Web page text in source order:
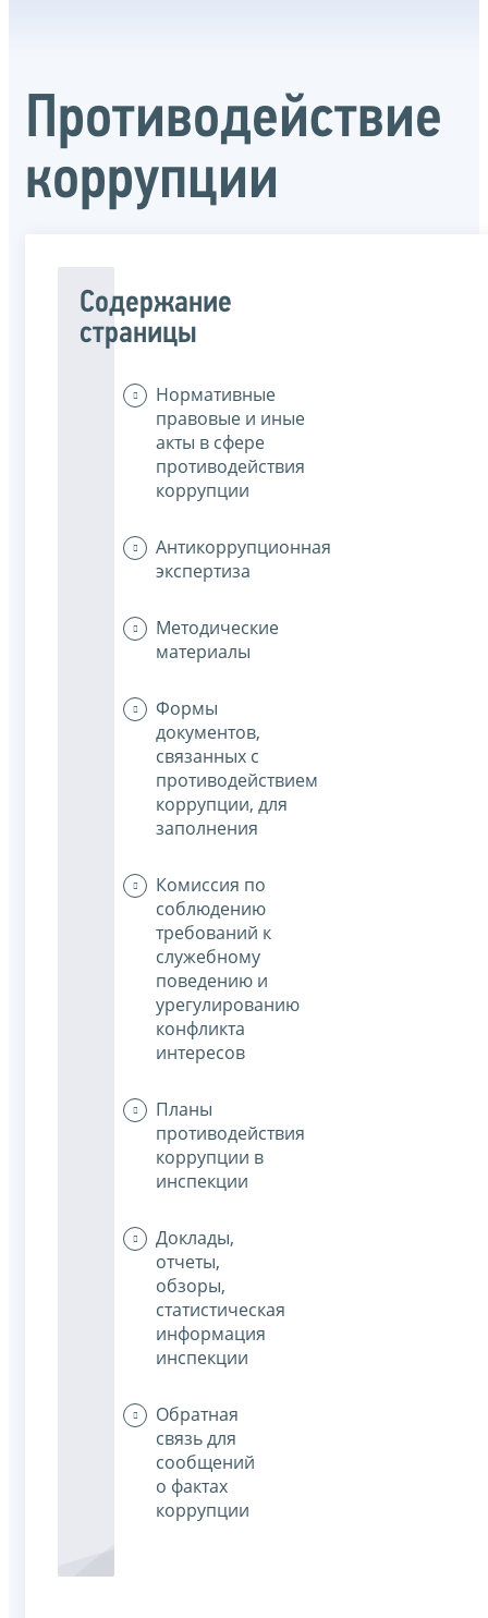
Противодействие
коррупции
Содержание
страницы
Нормативные
правовые и иные
акты в сфере
противодействия
коррупции
Антикоррупционная
экспертиза
Методические
материалы
Формы
документов,
связанных с
противодействием
коррупции, для
заполнения
Комиссия по
соблюдению
требований к
служебному
поведению и
урегулированию
конфликта
интересов
Планы
противодействия
коррупции в
инспекции
Доклады,
отчеты,
обзоры,
статистическая
информация
инспекции
Обратная
связь для
сообщений
о фактах
коррупции